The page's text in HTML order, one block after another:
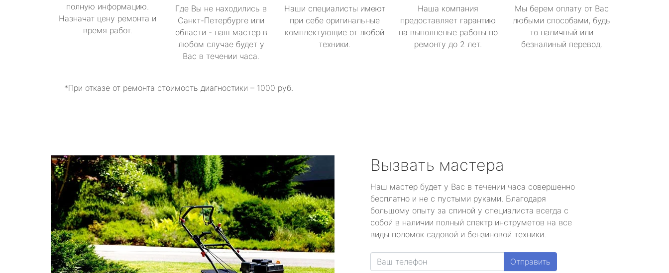
полную информацию.
Назначат цену ремонта и
время работ.
Где Вы не находились в
Санкт-Петербурге или
области - наш мастер в
любом случае будет у
Вас в течении часа.
Наши специалисты имеют
при себе оригинальные
комплектующие от любой
техники.
Наша компания
предоставляет гарантию
на выполненые работы по
ремонту до 2 лет.
Мы берем оплату от Вас
любыми способами, будь
то наличный или
безналиный перевод.
*При отказе от ремонта стоимость диагностики – 1000 руб.
Вызвать мастера
Наш мастер будет у Вас в течении часа совершенно
бесплатно и не с пустыми руками. Благодаря
большому опыту за спиной у специалиста всегда с
собой в наличии полный спектр инструметов на все
виды поломок садовой и бензиновой техники.
Отправить